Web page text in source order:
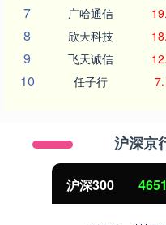
7 广哈通信
8 欣天科技
9 飞天诚信
10 任子行
沪深京
沪深300